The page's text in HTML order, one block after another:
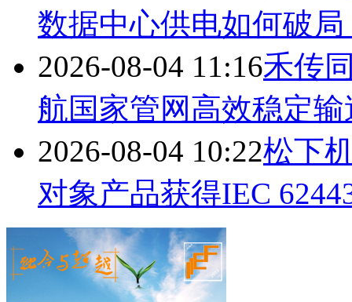
数据中心供电如何破局
2026-08-04 11:16禾传
航国家管网高效稳定输
2026-08-04 10:22松下
对象产品获得IEC